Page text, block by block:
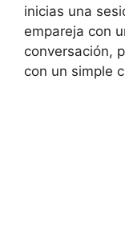
inicias una
empareja con
conversación,
con un simple